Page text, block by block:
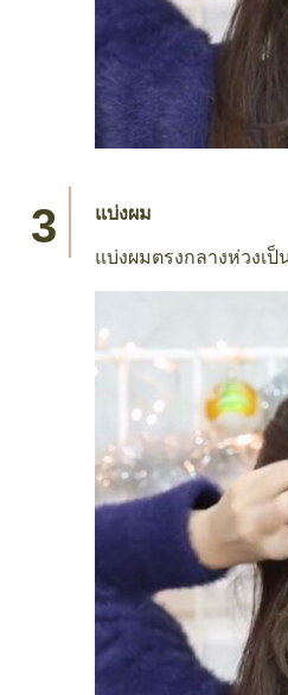
แบ่งผม
แบ่งผมตรงกลางห่วงเป็